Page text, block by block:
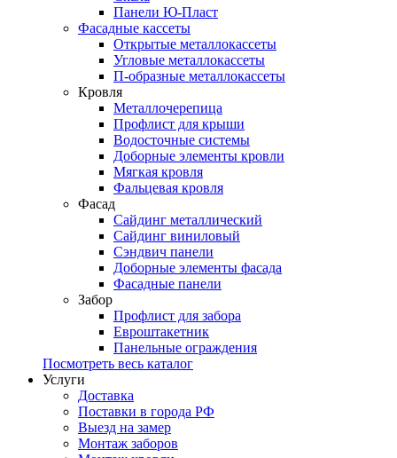
Панели Ю-Пласт
Фасадные кассеты
Открытые металлокассеты
Угловые металлокассеты
П-образные металлокассеты
Кровля
Металлочерепица
Профлист для крыши
Водосточные системы
Доборные элементы кровли
Мягкая кровля
Фальцевая кровля
Фасад
Сайдинг металлический
Сайдинг виниловый
Сэндвич панели
Доборные элементы фасада
Фасадные панели
Забор
Профлист для забора
Евроштакетник
Панельные ограждения
Посмотреть весь каталог
Услуги
Доставка
Поставки в города РФ
Выезд на замер
Монтаж заборов